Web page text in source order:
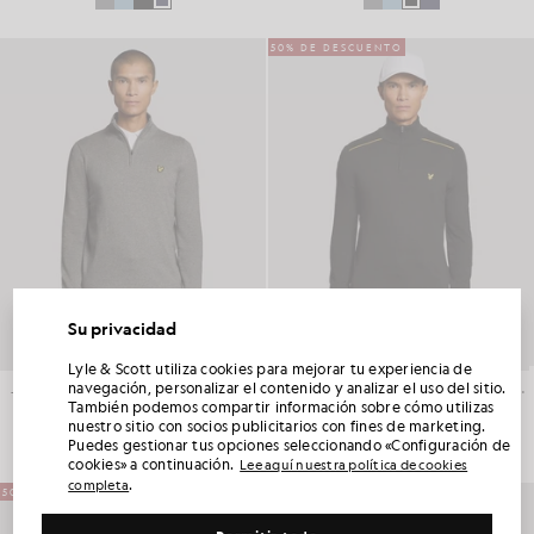
Jersey deportivo con cremallera de 1/4
GOLF
£90.00
50% DE DESCUENTO
Jersey de algodón con cuello de media vuelta
COLECCIÓN HARRY HALL
£95.00 £47.00
50% DE DESCUENTO
Su privacidad
Lyle & Scott utiliza cookies para mejorar tu experiencia de
navegación, personalizar el contenido y analizar el uso del sitio.
También podemos compartir información sobre cómo utilizas
nuestro sitio con socios publicitarios con fines de marketing.
Puedes gestionar tus opciones seleccionando «Configuración de
cookies» a continuación. Lee aquí nuestra política de cookies
completa.
DESBLOQUEA UN 15 % DE DESCUENTO EN
TU PRIMER PEDIDO
Únete al Club Lyle & Scott y sé el primero en enterarte de los lanzamientos de la nueva
temporada, las colaboraciones y las rebajas de temporada exclusivas para socios,
además de conseguir un código de bienvenida único del 15 %.